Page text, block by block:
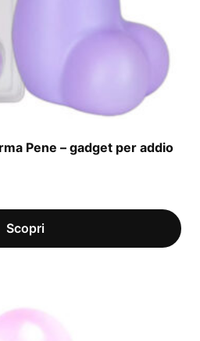
Pene – gadget per addio